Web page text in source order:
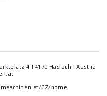
4 | 4170 Haslach | Austria
CZ/home